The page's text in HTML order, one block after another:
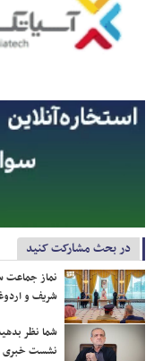
در بحث مشارکت کنید
نماز جماعت
شریف و
شما نظر
نشست خبری